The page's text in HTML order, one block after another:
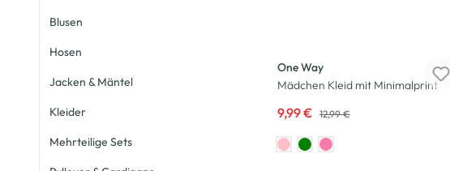
One Way
Mädchen Kleid mit Minimalprint
9,99 € 12,99 €
Blusen
Hosen
Jacken & Mäntel
Kleider
Mehrteilige Sets